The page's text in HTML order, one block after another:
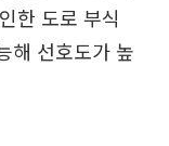
한 도로 부식
해 선호도가 높